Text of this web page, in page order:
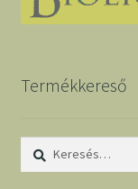
Termékkereső
Keresés: